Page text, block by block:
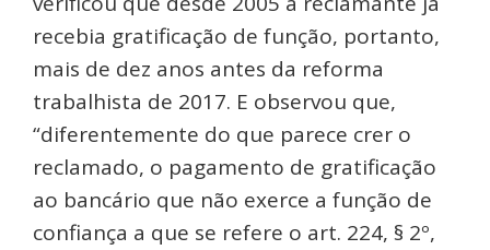
recebia gratificação de função, portanto,
mais de dez anos antes da reforma
trabalhista de 2017. E observou que,
“diferentemente do que parece crer o
reclamado, o pagamento de gratificação
ao bancário que não exerce a função de
confiança a que se refere o art. 224, § 2º,